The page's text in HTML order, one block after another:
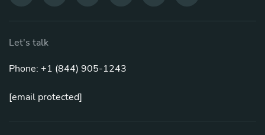
Let's talk
Phone: +1 (844) 905-1243
[email protected]